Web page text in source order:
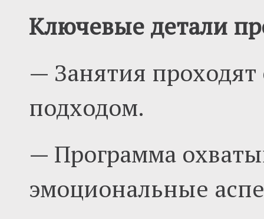
Ключевые детали
— Занятия
подходом.
— Программа
эмоциональные